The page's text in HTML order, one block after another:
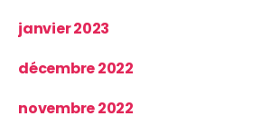
janvier 2023
décembre 2022
novembre 2022